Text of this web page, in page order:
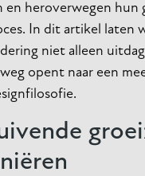
en heroverwegen hun
In dit artikel laten
niet alleen
opent naar een